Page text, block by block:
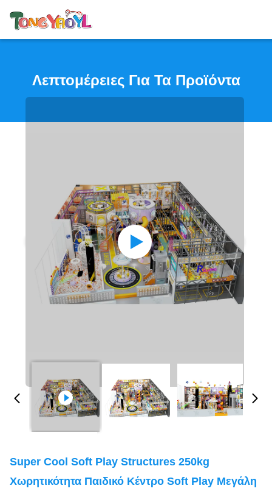
Λεπτομέρειες Για Τα Προϊόντα
Super Cool Soft Play Structures 250kg
Χωρητικότητα Παιδικό Κέντρο Soft Play Μεγάλη